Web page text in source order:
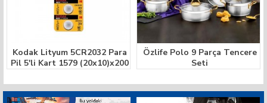
Kodak Lityum 5CR2032 Para
Pil 5'li Kart 1579 (20x10)x200
Özlife Polo 9 Parça Tencere
Seti